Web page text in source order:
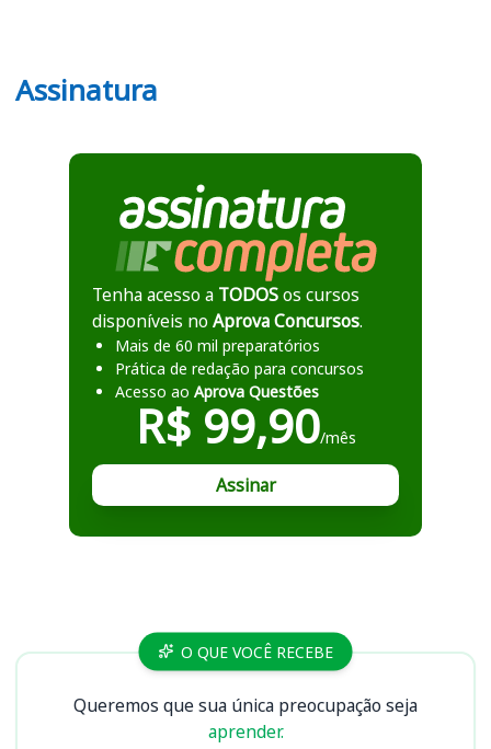
Assinatura
Tenha acesso a TODOSos cursos
disponíveis noAprova Concursos.
Mais de 60 mil preparatórios
Prática de redação para concursos
Acesso ao Aprova Questões
R$ 99,90/mês
Assinar
Cursos O QUE VOCÊ RECEBE
Queremos que sua única preocupação seja
aprender.